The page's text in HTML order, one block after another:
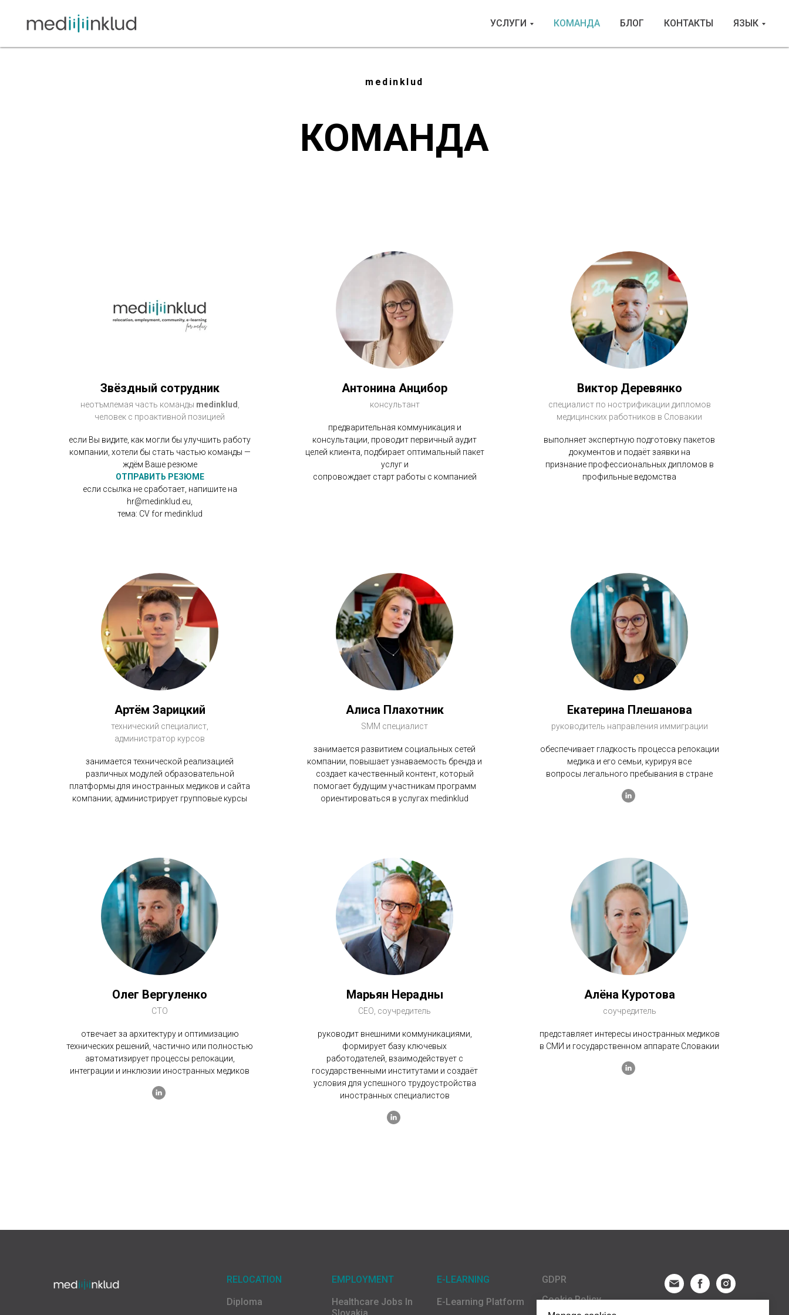
УСЛУГИ КОМАНДА БЛОГ КОНТАКТЫ ЯЗЫК
medinklud
КОМАНДА
Звёздный сотрудник
неотъмлемая часть команды medinklud
человек с проактивной позицией
если Вы видите, как могли бы улучшить работу
компании, хотели бы стать частью команды —
ждём Ваше резюме
ОТПРАВИТЬ РЕЗЮМЕ
если ссылка не сработает, напишите на
hr@medinklud.eu,
тема: CV for medinklud
Антонина Анцибор
консультант
предварительная коммуникация и
консультации, проводит первичный аудит
целей клиента, подбирает оптимальный пакет
услуг и
сопровождает старт работы с компанией
Виктор Деревянко
специалист по нострификации дипломов
медицинских работников в Словакии
выполняет экспертную подготовку пакетов
документов и подаёт заявки на
признание профессиональных дипломов в
профильные ведомства
Артём Зарицкий
технический специалист,
администратор курсов
занимается технической реализацией
различных модулей образовательной
платформы для иностранных медиков и сайта
компании; администрирует групповые курсы
Алиса Плахотник
SMM специалист
занимается развитием социальных сетей
компании, повышает узнаваемость бренда и
создает качественный контент, который
помогает будущим участникам программ
ориентироваться в услугах medinklud
Екатерина Плешанова
руководитель направления иммиграции
обеспечивает гладкость процесса релокации
медика и его семьи, курируя все
вопросы легального пребывания в стране
Олег Вергуленко
CTO
отвечает за архитектуру и оптимизацию
технических решений, частично или полностью
автоматизирует процессы релокации,
интеграции и инклюзии иностранных медиков
Марьян Нерадны
СEО, соучредитель
руководит внешними коммуникациями,
формирует базу ключевых
работодателей, взаимодействует с
государственными институтами и создаёт
условия для успешного трудоустройства
иностранных специалистов
Алёна Куротова
соучредитель
представляет интересы иностранных медиков
в СМИ и государственном аппарате Словакии
RELOCATION
Diploma
EMPLOYMENT
Healthcare Jobs In
E-LEARNING
E-Learning Platform
GDPR
Cookie Policy